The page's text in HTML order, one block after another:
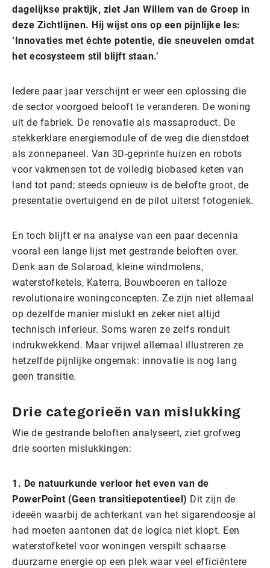
dagelijkse praktijk, ziet Jan Willem van de Groep in
deze Zichtlijnen. Hij wijst ons op een pijnlijke les:
‘Innovaties met échte potentie, die sneuvelen omdat
het ecosysteem stil blijft staan.’
Iedere paar jaar verschijnt er weer een oplossing die
de sector voorgoed belooft te veranderen. De woning
uit de fabriek. De renovatie als massaproduct. De
stekkerklare energiemodule of de weg die dienstdoet
als zonnepaneel. Van 3D-geprinte huizen en robots
voor vakmensen tot de volledig biobased keten van
land tot pand; steeds opnieuw is de belofte groot, de
presentatie overtuigend en de pilot uiterst fotogeniek.
En toch blijft er na analyse van een paar decennia
vooral een lange lijst met gestrande beloften over.
Denk aan de Solaroad, kleine windmolens,
waterstofketels, Katerra, Bouwboeren en talloze
revolutionaire woningconcepten. Ze zijn niet allemaal
op dezelfde manier mislukt en zeker niet altijd
technisch inferieur. Soms waren ze zelfs ronduit
indrukwekkend. Maar vrijwel allemaal illustreren ze
hetzelfde pijnlijke ongemak: innovatie is nog lang
geen transitie.
Drie categorieën van mislukking
Wie de gestrande beloften analyseert, ziet grofweg
drie soorten mislukkingen:
1. De natuurkunde verloor het even van de
PowerPoint (Geen transitiepotentieel) Dit zijn de
ideeën waarbij de achterkant van het sigarendoosje al
had moeten aantonen dat de logica niet klopt. Een
waterstofketel voor woningen verspilt schaarse
duurzame energie op een plek waar veel efficiëntere